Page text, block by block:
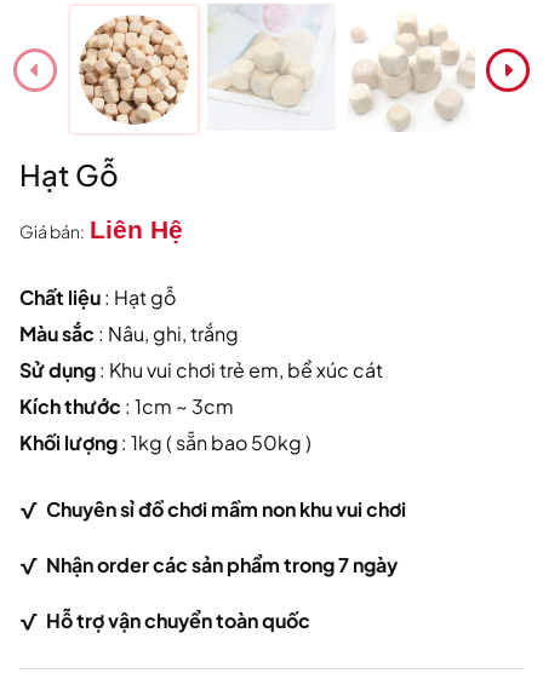
Hạt Gỗ
Giá bán: Liên Hệ
Chất liệu: Hạt gỗ
Màu sắc : Nâu, ghi, trắng
Sử dụng: Khu vui chơi trẻ em, bể xúc cát
Kích thước : 1cm ~ 3cm
Khối lượng: 1kg ( sẵn bao 50kg )
√ Chuyên sỉ đồ chơi mầm non khu vui chơi
√ Nhận order các sản phẩm trong 7 ngày
√ Hỗ trợ vận chuyển toàn quốc